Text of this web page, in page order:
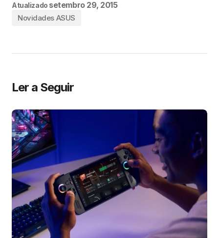
Atualizado setembro 29, 2015
Novidades ASUS
Ler a Seguir